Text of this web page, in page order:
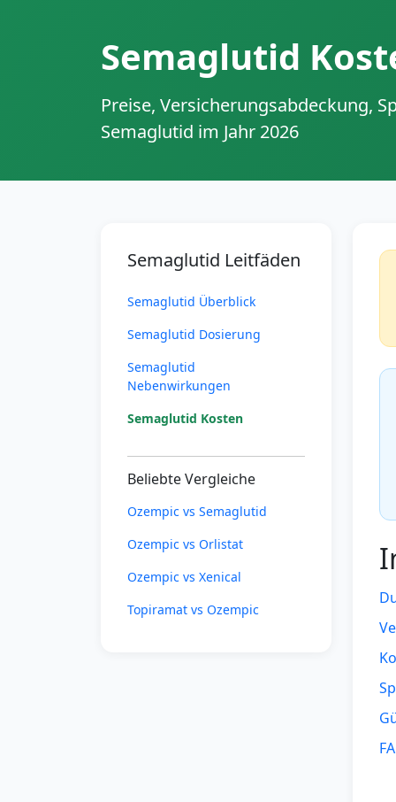
Semaglutid
Preise, Versicherungsabdeckung,
Semaglutid im Jahr 2026
Semaglutid Leitfäden
Semaglutid Überblick
Semaglutid Dosierung
Semaglutid
Nebenwirkungen
Semaglutid Kosten
Beliebte Vergleiche
Ozempic vs Semaglutid
Ozempic vs Orlistat
Ozempic vs Xenical
Topiramat vs Ozempic